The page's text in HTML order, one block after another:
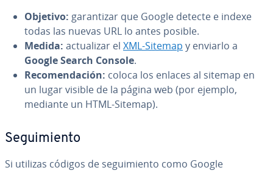
Objetivo: ga­ra­n­ti­zar que Google detecte e indexe
todas las nuevas URL lo antes posible.
Medida: ac­tua­li­zar el XML-Sitemap y enviarlo a
Google Search Console.
Re­co­me­n­da­ción: coloca los enlaces al sitemap en
un lugar visible de la página web (por ejemplo,
mediante un HTML-Sitemap).
Se­gui­mie­n­to
Si utilizas códigos de se­gui­mie­n­to como Google